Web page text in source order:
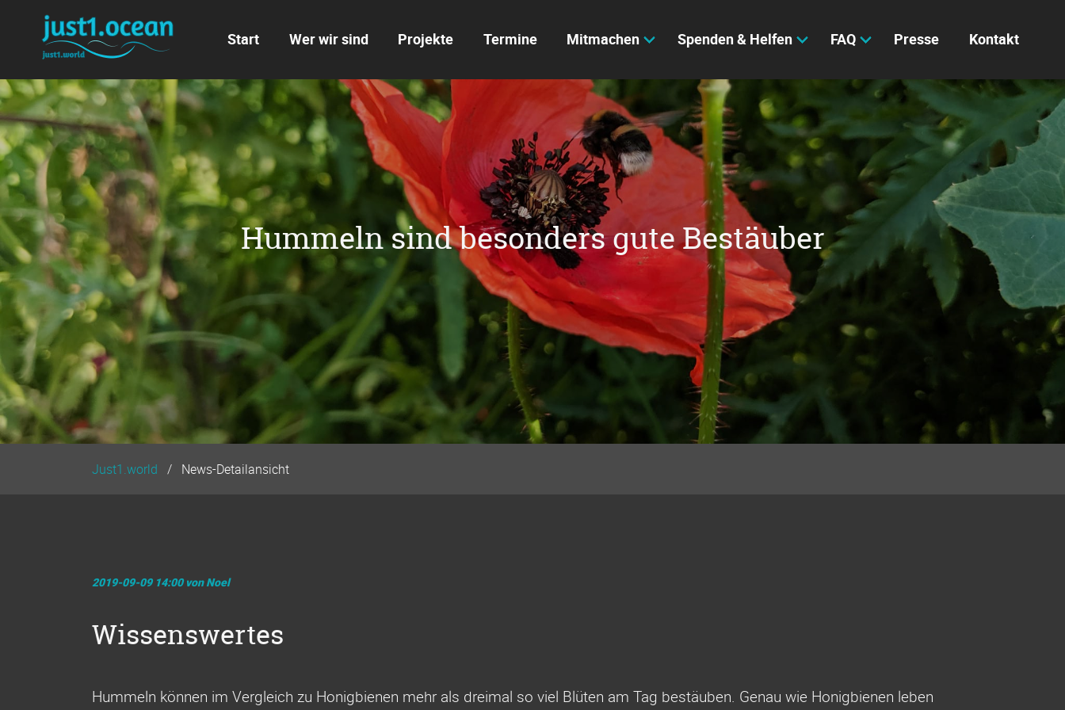
Navigation
überspringen
Start Wer wir sind Projekte Termine Mitmachen Spenden & Helfen FAQ Presse Kontakt
Hummeln sind besonders gute Bestäuber
Just1.world News-Detailansicht
2019-09-09 14:00von Noel
Wissenswertes
Hummeln können im Vergleich zu Honigbienen mehr als dreimal so viel Blüten am Tag bestäuben. Genau wie Honigbienen leben